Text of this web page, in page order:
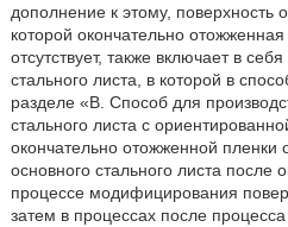
дополнение к этому, поверхность
которой окончательно
отсутствует, также включает в
стального листа, в которой в
разделе «В. Способ для
стального листа с
окончательно отожженной пленки
основного стального листа после
процессе модифицирования
затем в процессах после